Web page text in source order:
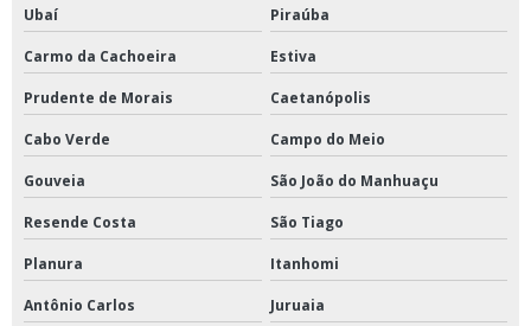
Ubaí Piraúba
Carmo da Cachoeira Estiva
Prudente de Morais Caetanópolis
Cabo Verde Campo do Meio
Gouveia São João do Manhuaçu
Resende Costa São Tiago
Planura Itanhomi
Antônio Carlos Juruaia